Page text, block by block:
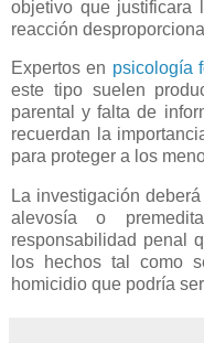
objetivo que justificara
reacción
Expertos en psicología
este tipo suelen
parental y falta de
recuerdan la
para proteger a los
La investigación
alevosía o
responsabilidad penal
los hechos tal como
homicidio que podría